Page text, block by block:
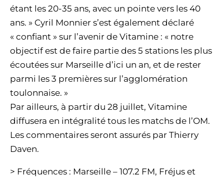
étant les 20-35 ans, avec un pointe vers les 40
ans. » Cyril Monnier s’est également déclaré
« confiant » sur l’avenir de Vitamine : « notre
objectif est de faire partie des 5 stations les plus
écoutées sur Marseille d’ici un an, et de rester
parmi les 3 premières sur l’agglomération
toulonnaise. »
Par ailleurs, à partir du 28 juillet, Vitamine
diffusera en intégralité tous les matchs de l’OM.
Les commentaires seront assurés par Thierry
Daven.
> Fréquences : Marseille – 107.2 FM, Fréjus et